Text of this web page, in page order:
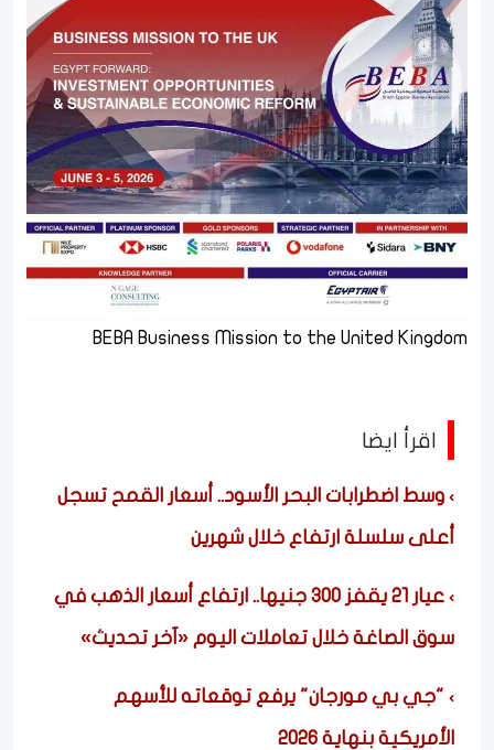
BEBA Business Mission to the United Kingdom
اقرأ ايضا
وسط اضطرابات البحر الأسود.. أسعار القمح تسجل
أعلى سلسلة ارتفاع خلال شهرين
عيار 21 يقفز 300 جنيها.. ارتفاع أسعار الذهب في
سوق الصاغة خلال تعاملات اليوم «آخر تحديث»
"جي بي مورجان" يرفع توقعاته للأسهم
الأمريكية بنهاية 2026